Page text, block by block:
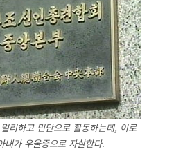
리하고 민단으로 활동하는데, 이로
내가 우울증으로 자살한다.